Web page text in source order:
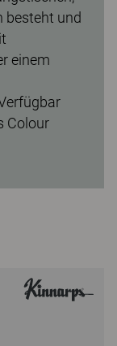
besteht und
einem
Colour